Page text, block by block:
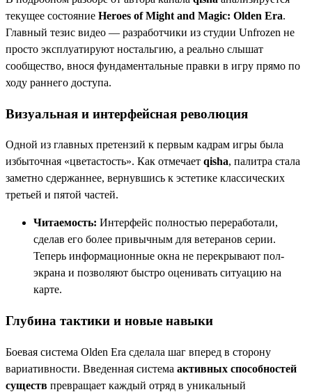
текущее состояние Heroes of Might and Magic: Olden Era.
Главный тезис видео — разработчики из студии Unfrozen не
просто эксплуатируют ностальгию, а реально слышат
сообщество, внося фундаментальные правки в игру прямо по
ходу раннего доступа.
Визуальная и интерфейсная революция
Одной из главных претензий к первым кадрам игры была
избыточная «цветастость». Как отмечает qisha, палитра стала
заметно сдержаннее, вернувшись к эстетике классических
третьей и пятой частей.
Читаемость: Интерфейс полностью переработали,
сделав его более привычным для ветеранов серии.
Теперь информационные окна не перекрывают пол-
экрана и позволяют быстро оценивать ситуацию на
карте.
Глубина тактики и новые навыки
Боевая система Olden Era сделала шаг вперед в сторону
вариативности. Введенная система активных способностей
существ превращает каждый отряд в уникальный